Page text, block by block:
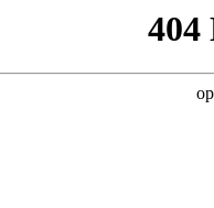
404